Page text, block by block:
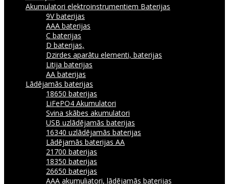
Akumulatori elektroinstrumentiem Baterijas
9V baterijas
AAA baterijas
C baterijas
D baterijas,
Dzirdes aparātu elementi, baterijas
Litija baterijas
AA baterijas
Lādējamās baterijas
18650 baterijas
LiFePO4 Akumulatori
Svina skābes akumulatori
USB uzlādējamās baterijas
16340 uzlādējamās baterijas
Lādējamās baterijas AA
21700 baterijas
18350 baterijas
26650 baterijas
AAA akumuliatori, lādējamās baterijas